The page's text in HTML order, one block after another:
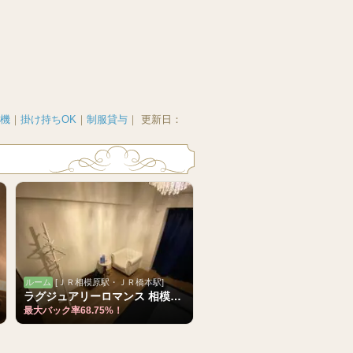
｜ 掛け持ちOK ｜ 制服貸与 ｜ 更新日：
ルーム [ＪＲ相模原駅・ＪＲ橋本駅]
ラグジュアリーロマンス 相模原・橋...
最大バック率68.75%！